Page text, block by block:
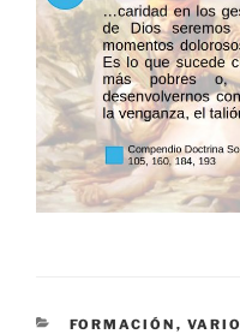
CATEGORÍAS
FORMACIÓN ,